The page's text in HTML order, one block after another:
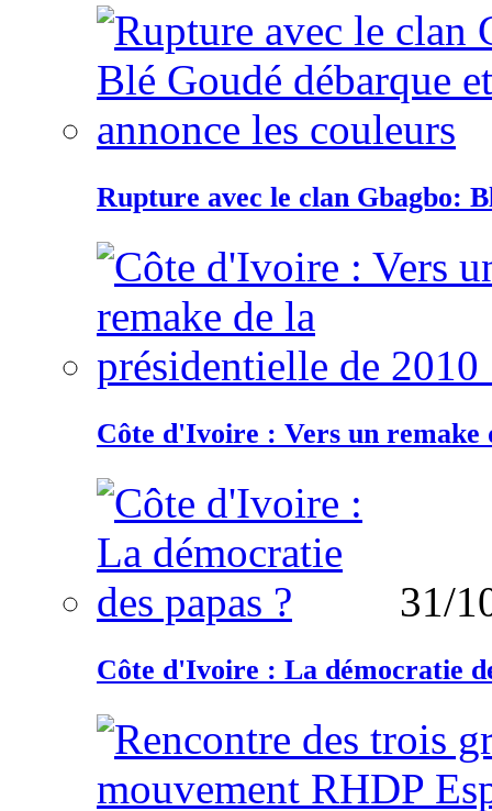
Rupture avec le clan Gbagbo:
Côte d'Ivoire : Vers un remake
31/
Côte d'Ivoire : La démocratie